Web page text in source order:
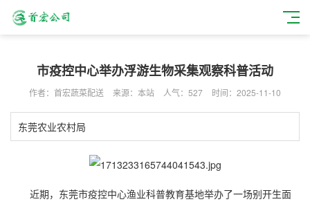
市疫控中心举办浮游生物采集观察科普活动
作者：首宏蔬菜配送 来源：本站 人气：527 时间：2025-11-10
东莞农业农村局
近期，东莞市疫控中心渔业科普教育基地举办了一场别开生面